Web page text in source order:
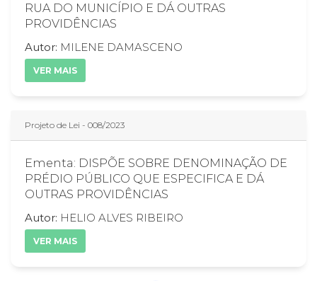
RUA DO MUNICÍPIO E DÁ OUTRAS
PROVIDÊNCIAS
Autor: MILENE DAMASCENO
VER MAIS
Projeto de Lei - 008/2023
Ementa: DISPÕE SOBRE DENOMINAÇÃO DE
PRÉDIO PÚBLICO QUE ESPECIFICA E DÁ
OUTRAS PROVIDÊNCIAS
Autor: HELIO ALVES RIBEIRO
VER MAIS